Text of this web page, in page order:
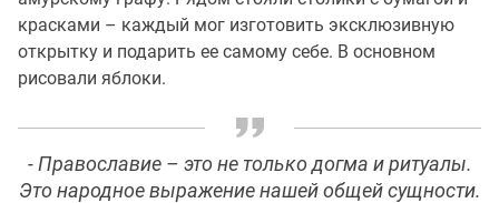
красками – каждый мог изготовить эксклюзивную
открытку и подарить ее самому себе. В основном
рисовали яблоки.
- Православие – это не только догма и ритуалы.
Это народное выражение нашей общей сущности.